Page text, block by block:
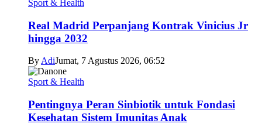
Sport & Health
Real Madrid Perpanjang Kontrak Vinicius Jr
hingga 2032
By AdiJumat, 7 Agustus 2026, 06:52
Sport & Health
Pentingnya Peran Sinbiotik untuk Fondasi
Kesehatan Sistem Imunitas Anak